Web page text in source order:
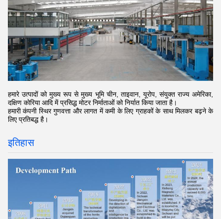
हमारे उत्पादों को मुख्य रूप से मुख्य भूमि चीन, ताइवान, यूरोप, संयुक्त राज्य अमेरिका,
दक्षिण कोरिया आदि में प्रसिद्ध मोटर निर्माताओं को निर्यात किया जाता है।
हमारी कंपनी स्थिर गुणवत्ता और लागत में कमी के लिए ग्राहकों के साथ मिलकर बढ़ने के
लिए प्रतिबद्ध है।
इतिहास